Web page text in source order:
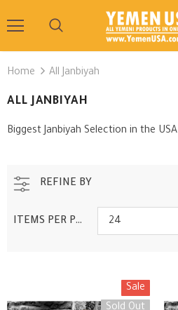
Home All Janbiyah
ALL JANBIYAH
Biggest Janbiyah Selection in the USA
REFINE BY
ITEMS PER PAGE 24
Sale